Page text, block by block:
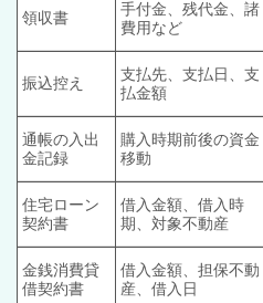
領収書
手付金、残代金、諸
費用など
振込控え
支払先、支払日、支
払金額
通帳の入出
金記録
購入時期前後の資金
移動
住宅ローン
契約書
借入金額、借入時
期、対象不動産
金銭消費貸
借契約書
借入金額、担保不動
産、借入日